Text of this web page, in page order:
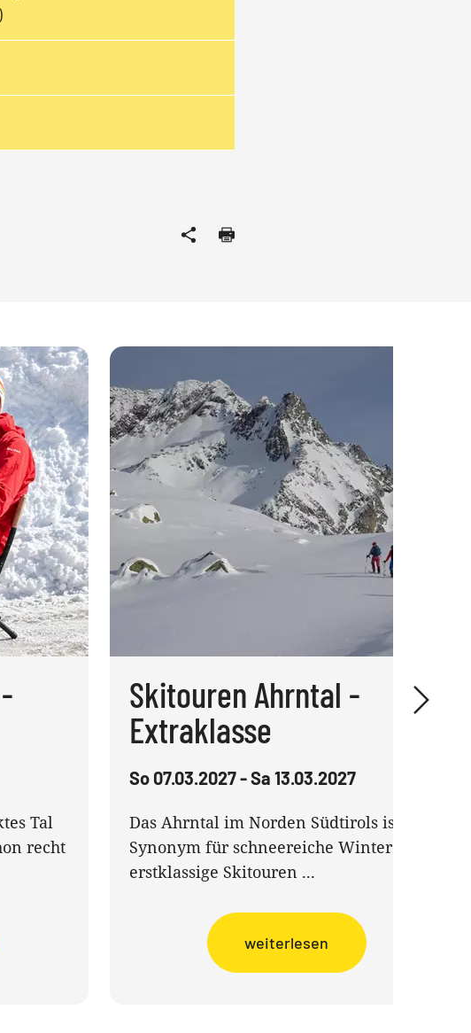
Tal
recht
Skitouren Ahrntal -
Extraklasse
So 07.03.2027 - Sa 13.03.2027
Das Ahrntal im Norden Südtirols ist ein
Synonym für schneereiche Winter und
erstklassige Skitouren ...
weiterlesen